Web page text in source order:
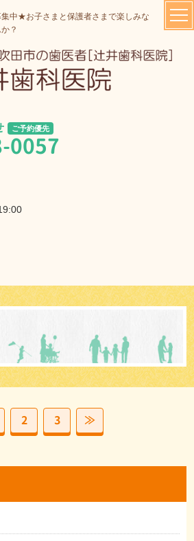
集中★お子さまと保護者さまで楽しみな
？
ご予約優先
0057
2 3 ≫